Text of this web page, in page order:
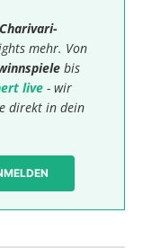
mehr. Von
bis
live - wir
direkt in dein